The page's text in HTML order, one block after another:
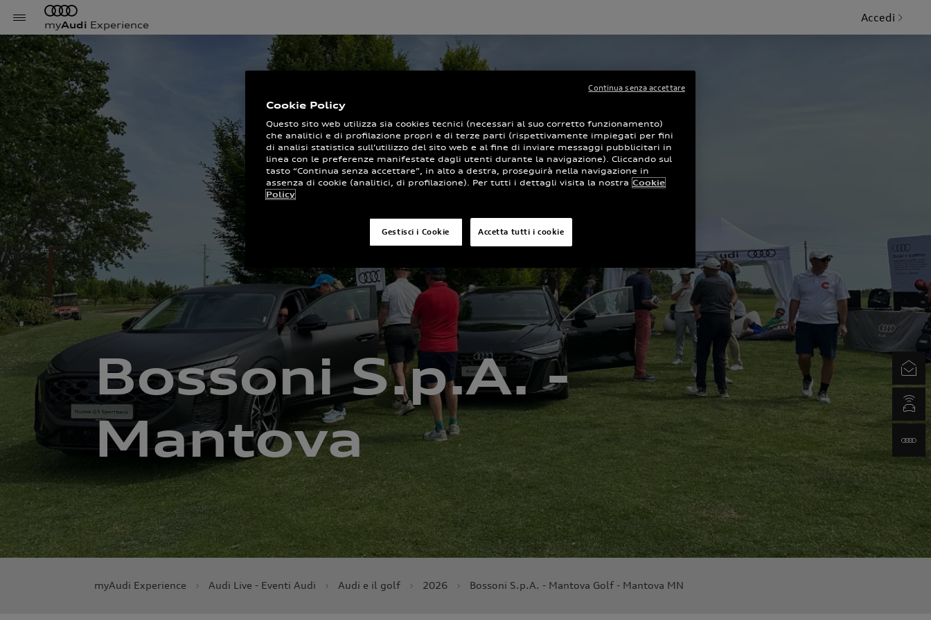
myAudi Experience
Accedi
Bossoni S.p.A. -
Mantova
myAudi Experience Audi Live - Eventi Audi Audi e il golf 2026 Bossoni S.p.A. - Mantova Golf - Mantova MN
Newsletter
myAudi.com
www.audi.it
Cookie Policy
Questo sito web utilizza sia cookies tecnici (necessari al suo corretto funzionamento)
che analitici e di profilazione propri e di terze parti (rispettivamente impiegati per fini
di analisi statistica sull’utilizzo del sito web e al fine di inviare messaggi pubblicitari in
linea con le preferenze manifestate dagli utenti durante la navigazione). Cliccando sul
tasto “Continua senza accettare”, in alto a destra, proseguirà nella navigazione in
assenza di cookie (analitici, di profilazione). Per tutti i dettagli visita la nostra Cookie
Policy
Accetta tutti i cookie
Gestisci i Cookie
Continua senza accettare